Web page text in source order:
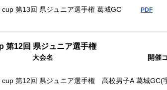
cup 第13回 県ジュニア選手権 葛城GC PDF
第12回 県ジュニア選手権
大会名 開催
cup 第12回 県ジュニア選手権 高校男子A 葛城GC(